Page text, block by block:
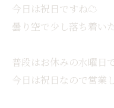
今日は祝日ですね☁️
曇り空で少し落ち着い
普段はお休みの水曜日で
今日は祝日なので営業